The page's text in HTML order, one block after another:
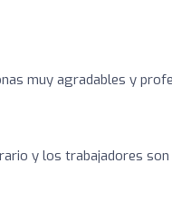
muy agradables y
y los trabajadores son